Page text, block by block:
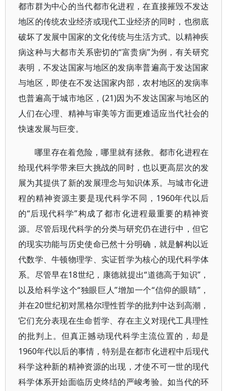
都市群为中心的当代都市化进程，在直接摧毁不发达
地区的传统农业经济或现代工业经济的同时，也彻底
破坏了发展中国家的文化传统与生活方式。以精神疾
病这种与大都市关系密切的“富贵病”为例，有关研究
表明，不发达国家与地区的发病率普遍高于发达国家
与地区，即使在不发达国家内部，农村地区的发病率
也普遍高于城市地区，(21)因为不发达国家与地区的
人们在心理、精神与审美等方面更难适应当代社会的
快速发展与巨变。
哪里存在着危险，哪里就有拯救。都市化进程在
给现代科学带来巨大挑战的同时，也以更高层次的发
展为其提供了新的发展理念与知识体系。与城市化进
程的精神资源主要是现代科学不同，1960年代以后
的“后现代科学”构成了都市化进程最重要的精神资
源。尽管后现代科学的分类与研究仍在进行中，但它
的现实功能与历史使命已然十分明确，就是解构以近
代数学、牛顿物理学、实证哲学为核心的现代科学体
系。尽管早在18世纪，康德就提出“道德高于知识”，
以及给科学这个“独眼巨人”增加一个“信仰的眼睛”，
并在20世纪初对黑格尔理性哲学的批判中达到高潮，
它们充分表现在生命哲学、存在主义对现代工具理性
的批判上。但真正撼动现代科学主流位置的，却是
1960年代以后的事情，特别是在都市化进程中后现代
科学这种新的精神资源的出现，才使不可一世的现代
科学体系开始面临历史终结的严峻考验。如当代的环